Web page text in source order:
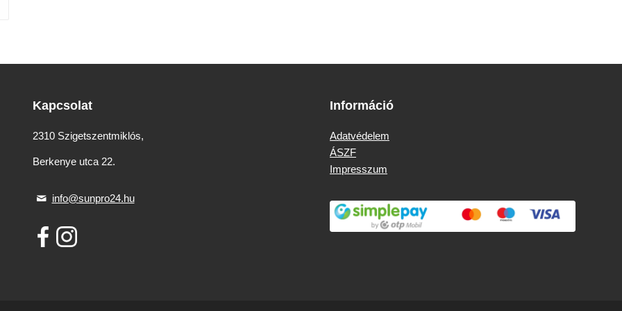
Kapcsolat
2310 Szigetszentmiklós,
Berkenye utca 22.
info@sunpro24.hu
Információ
Adatvédelem
ÁSZF
Impresszum